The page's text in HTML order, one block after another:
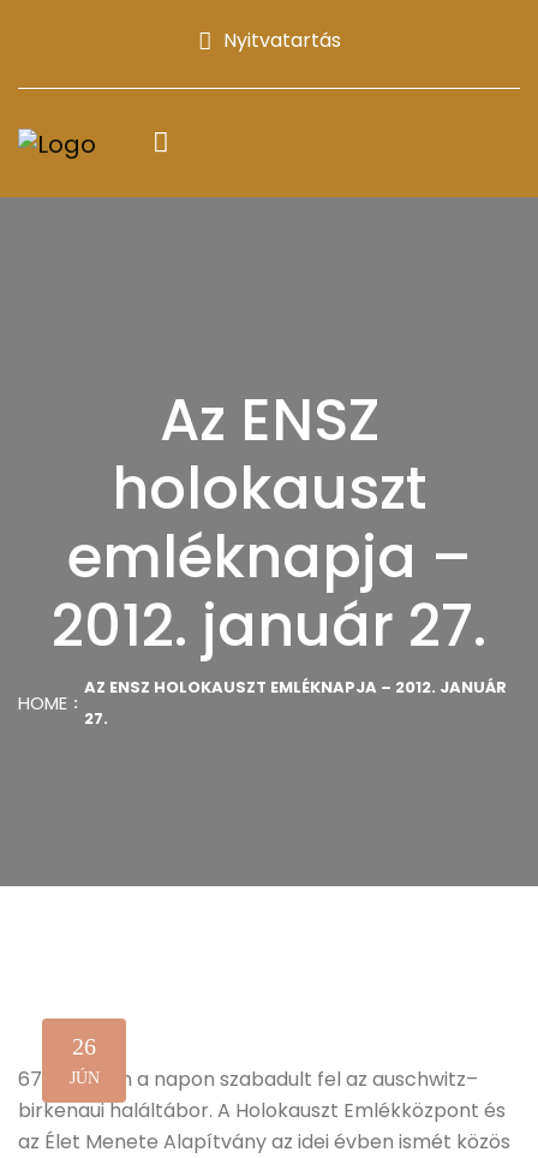
Nyitvatartás
Az ENSZ
holokauszt
emléknapja –
2012. január 27.
HOME
AZ ENSZ HOLOKAUSZT EMLÉKNAPJA – 2012. JANUÁR
27.
26
JÚN
67 éve ezen a napon szabadult fel az auschwitz–
birkenaui haláltábor. A Holokauszt Emlékközpont és
az Élet Menete Alapítvány az idei évben ismét közös